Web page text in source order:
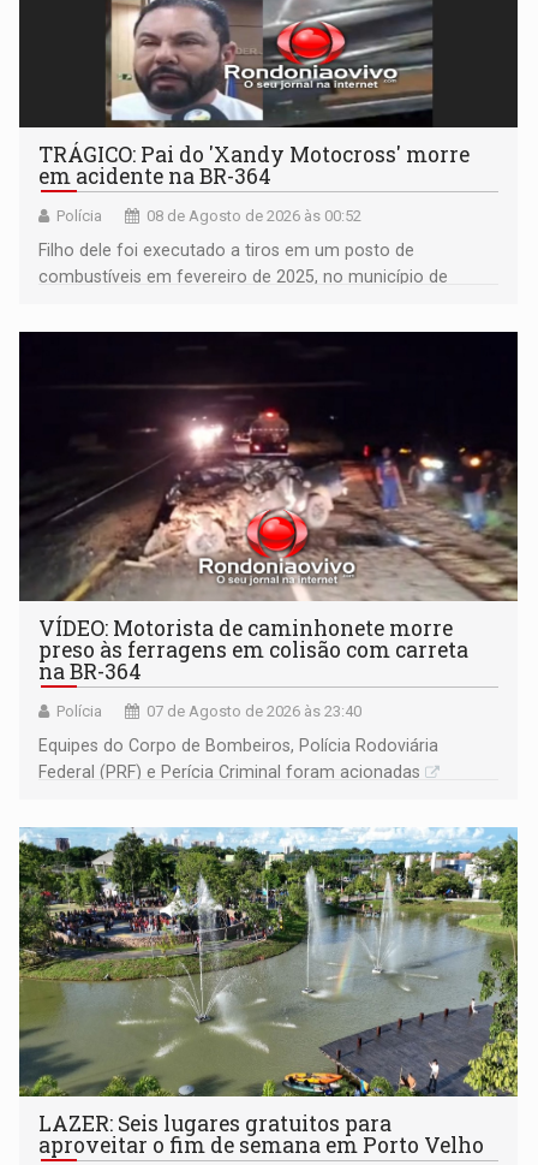
TRÁGICO: Pai do 'Xandy Motocross' morre
em acidente na BR-364
Polícia 08 de Agosto de 2026 às 00:52
Filho dele foi executado a tiros em um posto de
combustíveis em fevereiro de 2025, no município de
VÍDEO: Motorista de caminhonete morre
preso às ferragens em colisão com carreta
na BR-364
Polícia 07 de Agosto de 2026 às 23:40
Equipes do Corpo de Bombeiros, Polícia Rodoviária
Federal (PRF) e Perícia Criminal foram acionadas
LAZER: Seis lugares gratuitos para
aproveitar o fim de semana em Porto Velho